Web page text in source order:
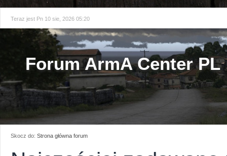
Teraz jest Pn 10 sie, 2026 05:20
Forum ArmA Center PL
Skocz do: Strona główna forum